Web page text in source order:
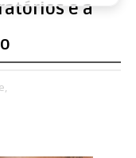
e a